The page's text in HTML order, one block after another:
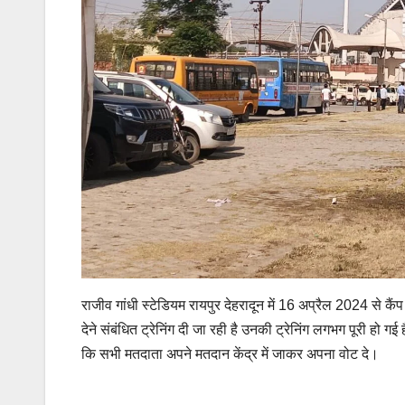
राजीव गांधी स्टेडियम रायपुर देहरादून में 16 अप्रैल 2024 से कैंप
देने संबंधित ट्रेनिंग दी जा रही है उनकी ट्रेनिंग लगभग पूरी हो
कि सभी मतदाता अपने मतदान केंद्र में जाकर अपना वोट दे।